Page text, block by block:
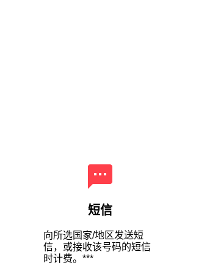
短信
向所选国家/地区发送短
信，或接收该号码的短信
时计费。***